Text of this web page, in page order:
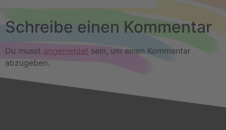
Schreibe einen Kommentar
Du musst angemeldet sein, um einen Kommentar
abzugeben.